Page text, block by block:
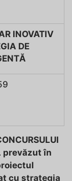
INOVATIV
DE
prevăzut în
cu strategia